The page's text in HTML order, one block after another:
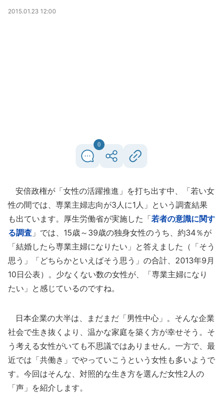
2015.01.23 12:00
0
安倍政権が「女性の活躍推進」を打ち出す中、「若い女
性の間では、専業主婦志向が3人に1人」という調査結果
も出ています。厚生労働省が実施した「若者の意識に関す
る調査 」では、15歳～39歳の独身女性のうち、約34％が
「結婚したら専業主婦になりたい」と答えました（「そう
思う」「どちらかといえばそう思う」の合計、2013年9月
10日公表）。少なくない数の女性が、「専業主婦になり
たい」と感じているのですね。
日本企業の大半は、まだまだ「男性中心」。そんな企業
社会で生き抜くより、温かな家庭を築く方が幸せそう。そ
う考える女性がいても不思議ではありません。一方で、最
近では「共働き」でやっていこうという女性も多いようで
す。今回はそんな、対照的な生き方を選んだ女性2人の
「声」を紹介します。